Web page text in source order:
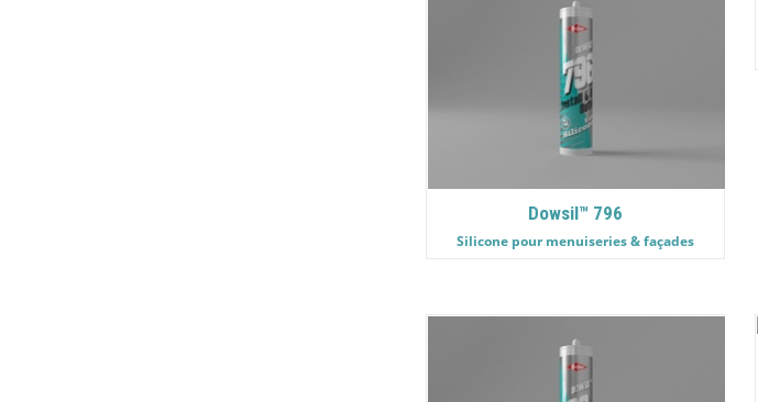
Dowsil™ 796
Silicone pour menuiseries & façades